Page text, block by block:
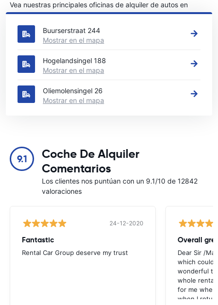
Vea nuestras principales oficinas de alquiler de autos en
Enschede
Buurserstraat 244
Mostrar en el mapa
Hogelandsingel 188
Mostrar en el mapa
Oliemolensingel 26
Mostrar en el mapa
9.1
Coche De Alquiler
Comentarios
Los clientes nos puntúan con un 9.1/10 de 12842
valoraciones
24-12-2020
Fantastic
Rental Car Group deserve my trust
Overall
Dear Sir /
which could
wonderful to
whole
for me
when I